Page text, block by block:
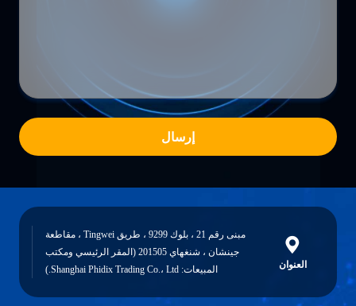
إرسال
العنوان
مبنى رقم 21 ، بلوك 9299 ، طريق Tingwei ، مقاطعة
جينشان ، شنغهاي 201505 (المقر الرئيسي ومكتب
المبيعات: Shanghai Phidix Trading Co.، Ltd.)